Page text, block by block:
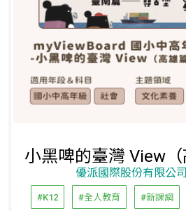
優派國際股份有限公司
#K12 #全人教育 #新課綱